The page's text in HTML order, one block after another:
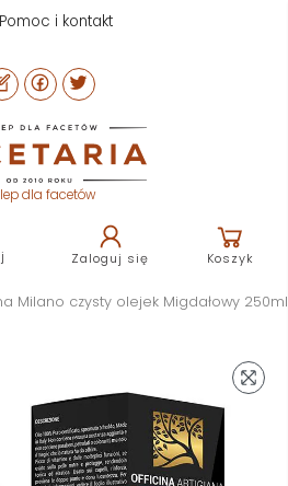
Pomoc i kontakt
dla facetów
Zaloguj się Koszyk
Milano czysty olejek Migdałowy 250ml